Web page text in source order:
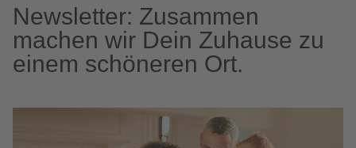
Newsletter: Zusammen
machen wir Dein Zuhause zu
einem schöneren Ort.